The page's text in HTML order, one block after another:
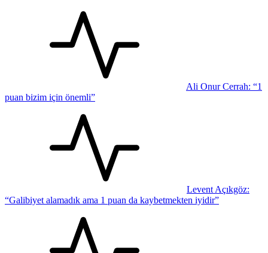
Ali Onur Cerrah: “1
puan bizim için önemli”
Levent Açıkgöz:
“Galibiyet alamadık ama 1 puan da kaybetmekten iyidir”